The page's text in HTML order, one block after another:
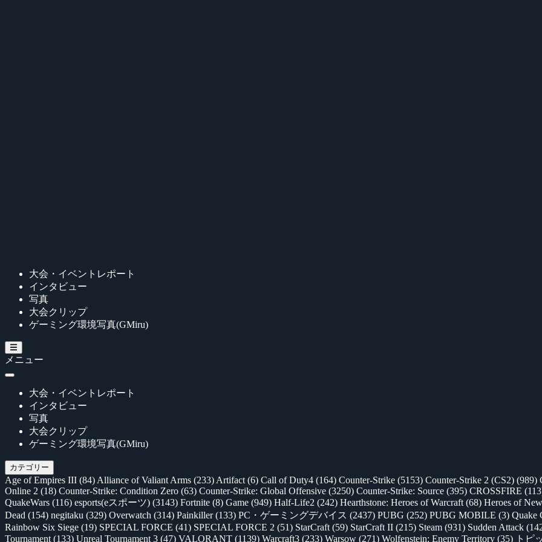
大会・イベントレポート
インタビュー
写真
大会クリップ
ゲーミング環境写真(GMiru)
メニュー
大会・イベントレポート
インタビュー
写真
大会クリップ
ゲーミング環境写真(GMiru)
カテゴリー
Age of Empires III (84) Alliance of Valiant Arms (233) Artifact (6) Call of Duty4 (164) Counter-Strike (5153) Counter-Strike 2 (CS2) (989)
Online 2 (18) Counter-Strike: Condition Zero (63) Counter-Strike: Global Offensive (3250) Counter-Strike: Source (395) CROSSFIRE
QuakeWars (116) esports(eスポーツ) (3143) Fortnite (8) Game (949) Half-Life2 (242) Hearthstone: Heroes of Warcraft (68) Heroes of
Dead (154) negitaku (329) Overwatch (314) Painkiller(133) PC・ゲーミングデバイス (2437) PUBG (252) PUBG MOBILE (3) Quake
Rainbow Six Siege (19) SPECIAL FORCE (41) SPECIAL FORCE 2 (51) StarCraft (59) StarCraft II (215) Steam (931) Sudden Attack
Tournament (133) Unreal Tournament 3 (47) VALORANT (1139) Warcraft3 (233) Warsow (271) Wolfenstein: Enemy Territory (35) トピ